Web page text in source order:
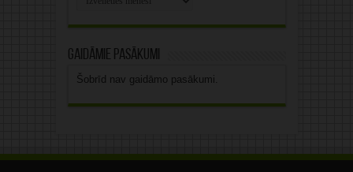
Gaidāmie pasākumi
Šobrīd nav gaidāmo pasākumi.